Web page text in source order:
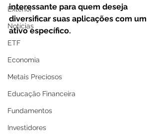
Exterior
Notícias
ETF
Economia
Metais Preciosos
Educação Financeira
Fundamentos
Investidores
interessante para quem deseja
diversificar suas aplicações com um
ativo específico.